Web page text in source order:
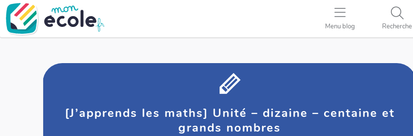
Menu blog Recherche
[J’apprends les maths] Unité – dizaine – centaine et
grands nombres